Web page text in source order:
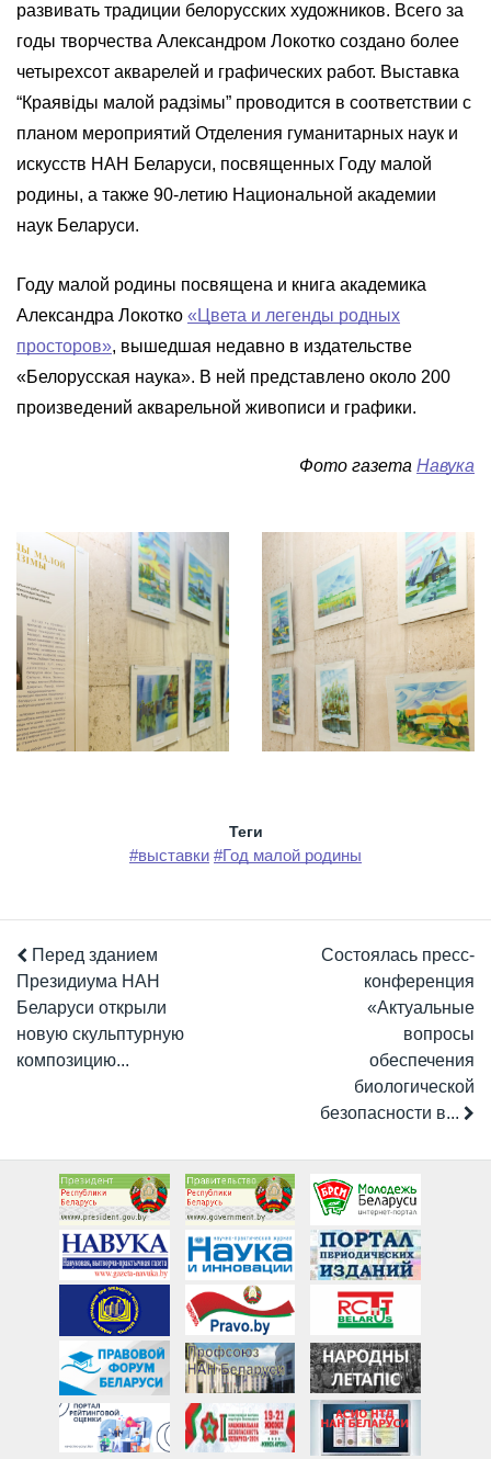
развивать традиции белорусских художников. Всего за
годы творчества Александром Локотко создано более
четырехсот акварелей и графических работ. Выставка
“Краявіды малой радзімы” проводится в соответствии с
планом мероприятий Отделения гуманитарных наук и
искусств НАН Беларуси, посвященных Году малой
родины, а также 90-летию Национальной академии
наук Беларуси.
Году малой родины посвящена и книга академика
Александра Локотко «Цвета и легенды родных
просторов», вышедшая недавно в издательстве
«Белорусская наука». В ней представлено около 200
произведений акварельной живописи и графики.
Фото газета Навука
Теги
#выставки #Год малой родины
Перед зданием
Президиума НАН
Беларуси открыли
новую скульптурную
композицию...
Состоялась пресс-
конференция
«Актуальные
вопросы
обеспечения
биологической
безопасности в...